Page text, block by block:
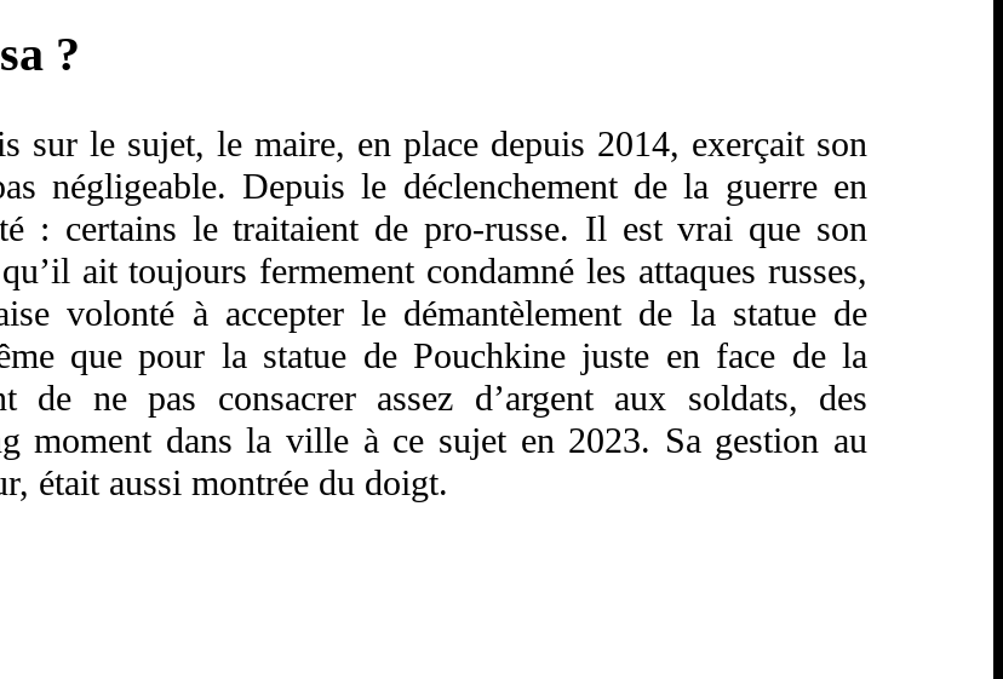
?
sur le sujet, le maire, en place depuis 2014, exerçait son
négligeable. Depuis le déclenchement de la guerre en
: certains le traitaient de pro-russe. Il est vrai que son
ait toujours fermement condamné les attaques russes,
volonté à accepter le démantèlement de la statue de
que pour la statue de Pouchkine juste en face de la
de ne pas consacrer assez d’argent aux soldats, des
moment dans la ville à ce sujet en 2023. Sa gestion au
était aussi montrée du doigt.